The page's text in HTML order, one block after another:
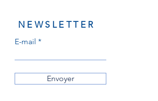
NEWSLETTER
E-mail
Envoyer